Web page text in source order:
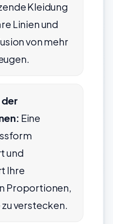
Kleidung
Linien und
von mehr
Eine
und
Ihre
Proportionen,
verstecken.